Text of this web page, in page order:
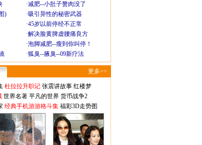
·减肥--小肚子赘肉没了
) ·吸引异性的秘密武器
·45岁以前停经不正常
·解决脸黄脾虚腰痛良方
·泡脚减肥--瘦到你叫停！
·狐臭--腋臭--09新疗法
更多>>
杜拉拉升职记 张震讲故事 红楼梦
世界名著 平凡的世界 货币战争2
经典手机游游格斗集 福彩3D走势图